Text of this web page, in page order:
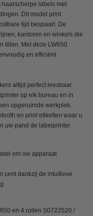
labels met
Dit model print
tijd bespaart. De
kantoren en winkels die
tillen. Met deze LW650
en efficiënt
altijd perfect leesbaar.
op elk bureau en in
opgeruimde werkplek.
en print etiketten waar u
uw pand de labelprinter
om uw apparaat
cent dankzij de intuïtieve
en 4 rollen S0722520 /